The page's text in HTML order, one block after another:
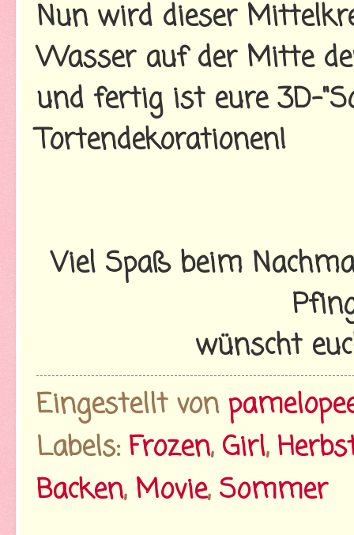
Nun wird dieser
Wasser auf der Mitte
und fertig ist eure 3D-
Tortendekorationen!
Viel Spaß beim
wünscht
Eingestellt von
Labels: Frozen, Girl,
Backen, Movie, Sommer